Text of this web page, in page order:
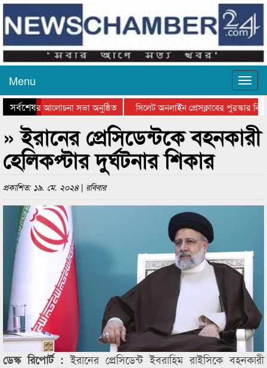
Menu
সর্বশেষ
দিবসের আলোচনা সভা অনুষ্ঠিত
সিলেট অনলাইন প্রেসক্লাবের পুরস্কার
সভা ও সম্মাননা প্রদান
কানাইঘাটের কিশোর আহাদের খুনি
» ইরানের প্রেসিডেন্টকে বহনকারী
হেলিকপ্টার দুর্ঘটনার শিকার
প্রকাশিত: ১৯. মে. ২০২৪ | রবিবার
ডেস্ক রিপোর্ট : ইরানের প্রেসিডেন্ট ইবরাহিম রাইসিকে বহনকারী